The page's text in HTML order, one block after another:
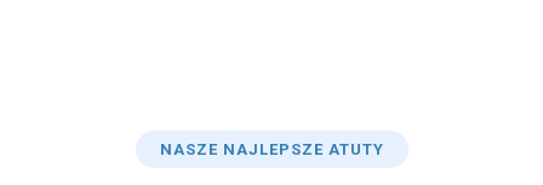
NASZE NAJLEPSZE ATUTY